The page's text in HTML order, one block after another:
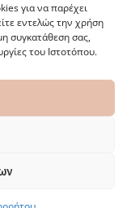
για να παρέχει
εντελώς την χρήση
συγκατάθεση σας,
του Ιστοτόπου.
ΣΥΜΠΕΡΙΦΟΡΙΚΉ
38, ΚΑΛΑΜΑΡΙΆ
ΑΥΣΤΗΡΆ Η